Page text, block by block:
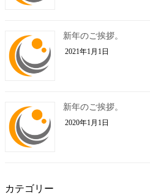
新年のご挨拶。
2021年1月1日
新年のご挨拶。
2020年1月1日
カテゴリー